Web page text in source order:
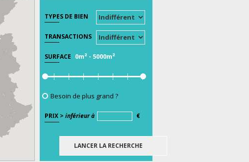
TYPES DE BIEN
TRANSACTIONS
SURFACE 0m² - 5000m²
Besoin de plus grand ?
PRIX > inférieur à €